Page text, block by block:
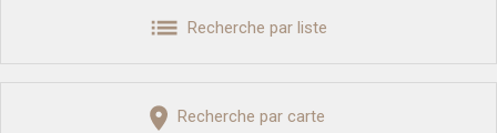
Recherche par liste
Recherche par carte